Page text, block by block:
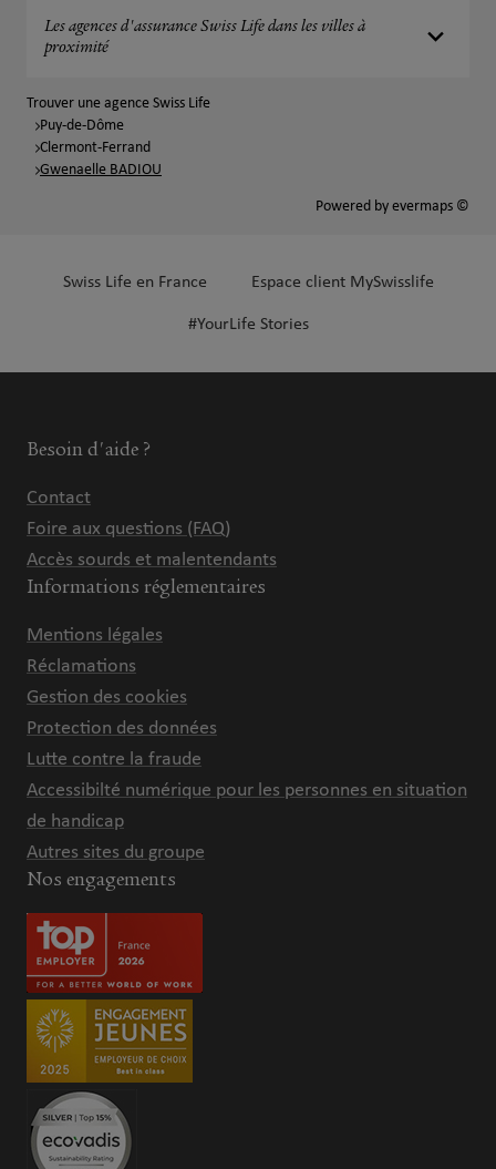
Les agences d'assurance Swiss Life dans les villes à
proximité
Trouver une agence Swiss Life
Puy-de-Dôme
Clermont-Ferrand
Gwenaelle BADIOU
Powered by evermaps ©
Swiss Life en France Espace client MySwisslife
#YourLife Stories
Besoin d'aide ?
Contact
Foire aux questions (FAQ)
Accès sourds et malentendants
Informations réglementaires
Mentions légales
Réclamations
Gestion des cookies
Protection des données
Lutte contre la fraude
Accessibilté numérique pour les personnes en situation
de handicap
Autres sites du groupe
Nos engagements